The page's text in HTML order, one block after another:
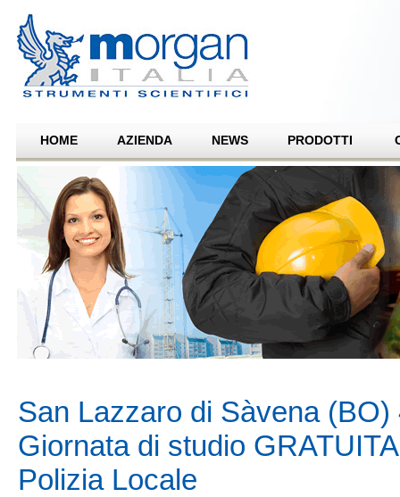
HOME AZIENDA NEWS PRODOTTI
San Lazzaro di Sàvena
Giornata di studio
Polizia Locale